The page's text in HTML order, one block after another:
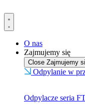
do
treści
O nas
Zajmujemy się
Close Zajmujemy
Odpylanie w
Odpylacze seria